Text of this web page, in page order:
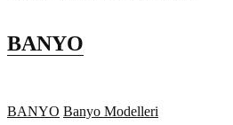
BANYO
BANYO Banyo Modelleri